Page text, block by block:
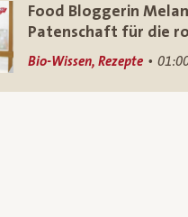
Food Bloggerin
Patenschaft für die
Bio-Wissen, Rezepte